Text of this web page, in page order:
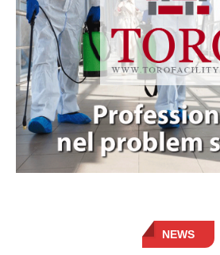
NEWS